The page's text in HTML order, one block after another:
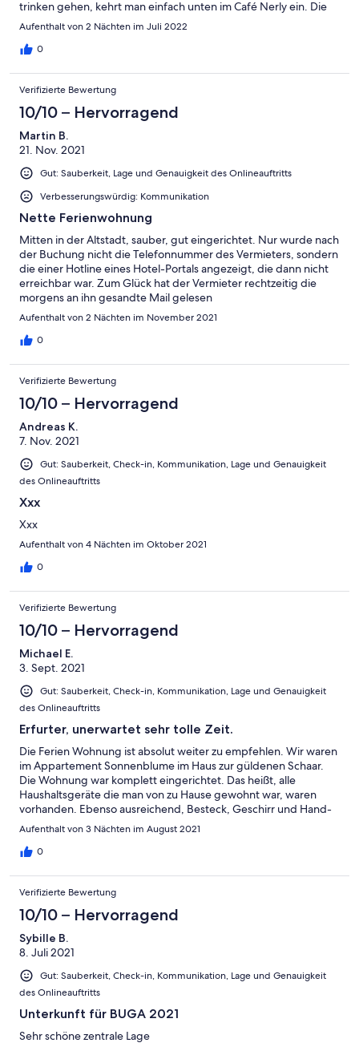
trinken gehen, kehrt man einfach unten im Café Nerly ein. Die
Wohnung war sehr sauber, alles in einem neuwertigen und sehr
Vielen Dank
Aufenthalt von 2 Nächten im Juli 2022
0
Verifizierte Bewertung
10/10 – Hervorragend
Martin B.
21. Nov. 2021
Gut: Sauberkeit, Lage und Genauigkeit des Onlineauftritts
Verbesserungswürdig: Kommunikation
Nette Ferienwohnung
Mitten in der Altstadt, sauber, gut eingerichtet. Nur wurde nach
der Buchung nicht die Telefonnummer des Vermieters, sondern
die einer Hotline eines Hotel-Portals angezeigt, die dann nicht
erreichbar war. Zum Glück hat der Vermieter rechtzeitig die
morgens an ihn gesandte Mail gelesen
Aufenthalt von 2 Nächten im November 2021
0
Verifizierte Bewertung
10/10 – Hervorragend
Andreas K.
7. Nov. 2021
Gut: Sauberkeit, Check-in, Kommunikation, Lage und Genauigkeit
des Onlineauftritts
Xxx
Xxx
Aufenthalt von 4 Nächten im Oktober 2021
0
Verifizierte Bewertung
10/10 – Hervorragend
Michael E.
3. Sept. 2021
Gut: Sauberkeit, Check-in, Kommunikation, Lage und Genauigkeit
des Onlineauftritts
Erfurter, unerwartet sehr tolle Zeit.
Die Ferien Wohnung ist absolut weiter zu empfehlen. Wir waren
im Appartement Sonnenblume im Haus zur güldenen Schaar.
Die Wohnung war komplett eingerichtet. Das heißt, alle
Haushaltsgeräte die man von zu Hause gewohnt war, waren
vorhanden. Ebenso ausreichend, Besteck, Geschirr und Hand-
sowie Badetücher. Die Lage ist in mitten der Altstadt von Erfurt,
man kann alles fußläufig in der Altstadt erreichen. Bäckerei und
Lebensmittel Geschäft sind in 3 Minuten zu Fuss zu erreichen.
abstellen. Der ganze Tag kommt auf 12 €. Gute Erfahrungen
haben wir das n diversen Gaststätten gemacht: Christoffelauf
Mittelalter getrimmt. Feuerkugel nobel, thûringische Küche,
sehr freundliches Personal. Der Schnitzler, wer große Portionen
mag.
Aufenthalt von 3 Nächten im August 2021
0
Verifizierte Bewertung
10/10 – Hervorragend
Sybille B.
8. Juli 2021
Gut: Sauberkeit, Check-in, Kommunikation, Lage und Genauigkeit
des Onlineauftritts
Unterkunft für BUGA 2021
Sehr schöne zentrale Lage